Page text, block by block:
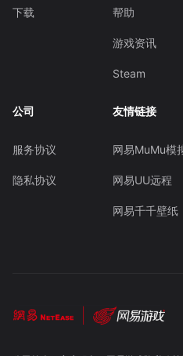
下载 帮助
游戏资讯
Steam
公司
服务协议
隐私协议
友情链接
网易MuMu模
网易UU远程
网易千千壁纸